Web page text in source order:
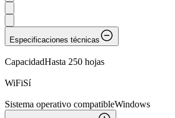
Especificaciones técnicas
CapacidadHasta 250 hojas
WiFiSí
Sistema operativo compatibleWindows